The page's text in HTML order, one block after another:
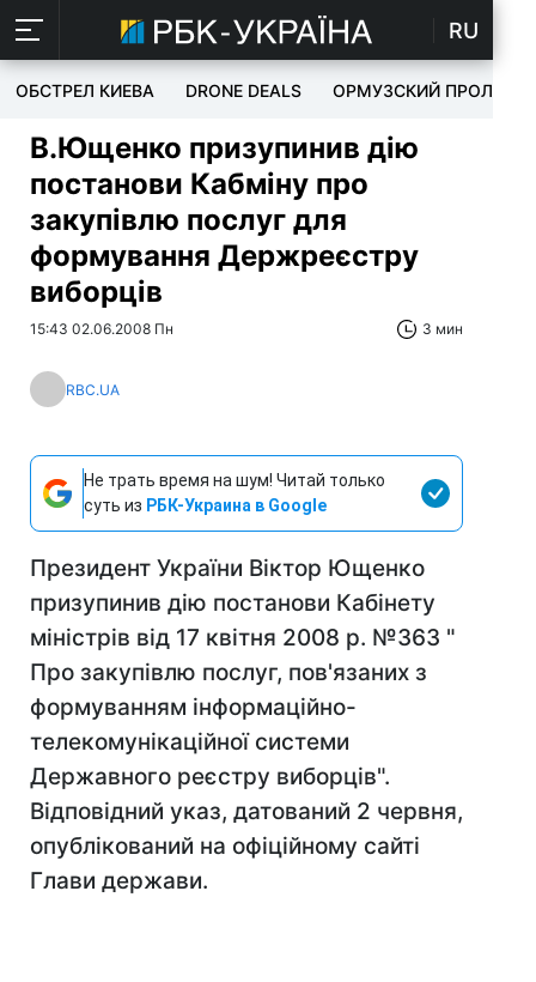
RU
ОБСТРЕЛ КИЕВА DRONE DEALS ОРМУЗСКИЙ ПРОЛИВ
В.Ющенко призупинив дію
постанови Кабміну про
закупівлю послуг для
формування Держреєстру
виборців
15:43 02.06.2008 Пн 3 мин
RBC.UA
Не трать время на шум! Читай только
суть из РБК-Украина в Google
Президент України Віктор Ющенко
призупинив дію постанови Кабінету
міністрів від 17 квітня 2008 р. №363 "
Про закупівлю послуг, пов'язаних з
формуванням інформаційно-
телекомунікаційної системи
Державного реєстру виборців".
Відповідний указ, датований 2 червня,
опублікований на офіційному сайті
Глави держави.